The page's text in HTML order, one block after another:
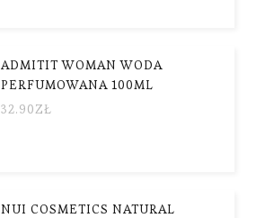
ADMITIT WOMAN WODA
PERFUMOWANA 100ML
32.90ZŁ
NUI COSMETICS NATURAL